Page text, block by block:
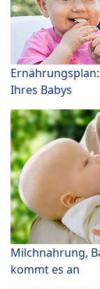
Ihres Babys
Milchnahrung,
kommt es an